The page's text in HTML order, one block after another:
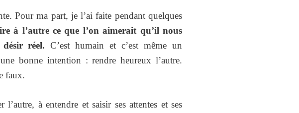
Pour ma part, je l’ai faite pendant quelques
à l’autre ce que l’on aimerait qu’il nous
réel. C’est humain et c’est même un
bonne intention : rendre heureux l’autre.
faux.
à entendre et saisir ses attentes et ses